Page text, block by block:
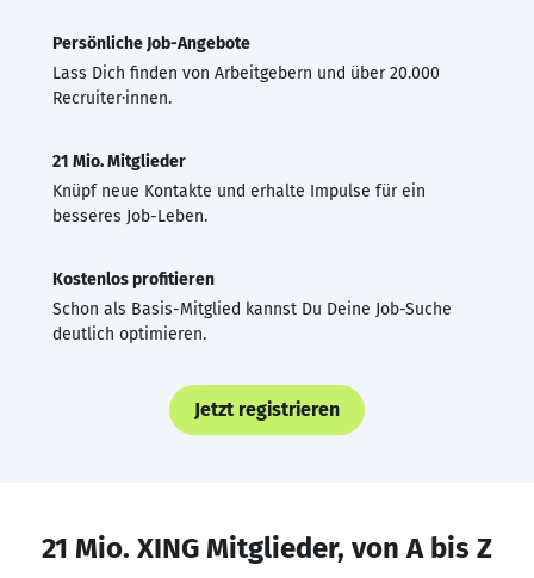
Persönliche Job-Angebote
Lass Dich finden von Arbeitgebern und über 20.000
Recruiter·innen.
21 Mio. Mitglieder
Knüpf neue Kontakte und erhalte Impulse für ein
besseres Job-Leben.
Kostenlos profitieren
Schon als Basis-Mitglied kannst Du Deine Job-Suche
deutlich optimieren.
Jetzt registrieren
21 Mio. XING Mitglieder, von A bis Z